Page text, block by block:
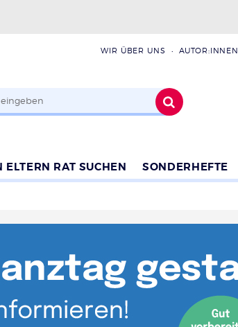
WIR ÜBER UNS AUTOR:INNEN
ELTERN RAT SUCHEN SONDERHEFTE